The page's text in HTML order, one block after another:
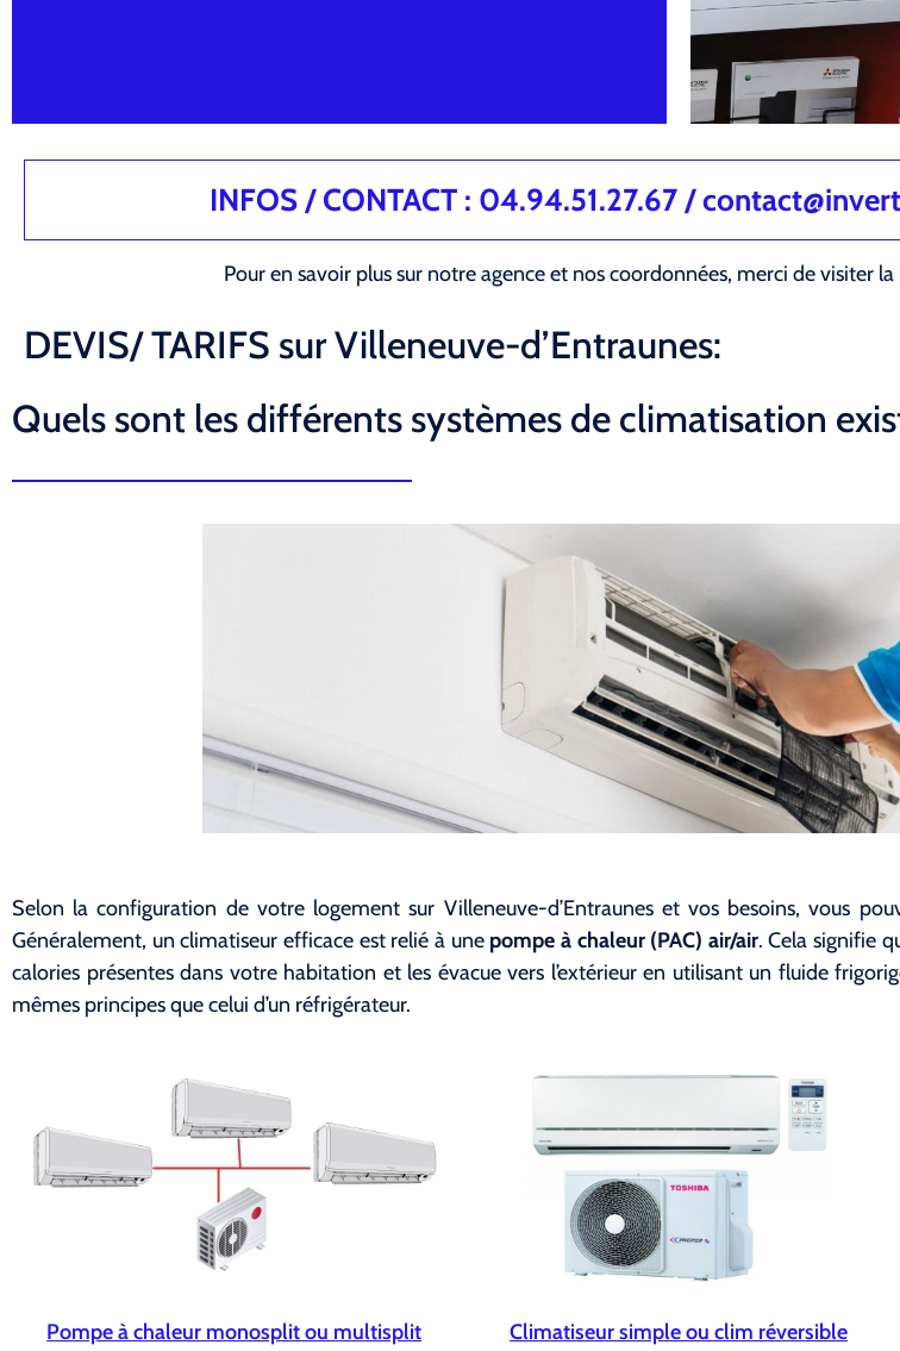
INFOS / CONTACT : 04.94.51.27.67 /
Pour en savoir plus sur notre agence et nos coordonnées, merci de visiter la
DEVIS/ TARIFS sur Villeneuve-d’Entraunes:
Quels sont les différents systèmes de climatisation
Selon la configuration de votre logement sur Villeneuve-d’Entraunes et vos besoins, vous
Généralement, un climatiseur efficace est relié à une pompe à chaleur (PAC) air/air. Cela signifie
calories présentes dans votre habitation et les évacue vers l’extérieur en utilisant un fluide
mêmes principes que celui d’un réfrigérateur.
Pompe à chaleur monosplit ou multisplit Climatiseur simple ou clim réversible